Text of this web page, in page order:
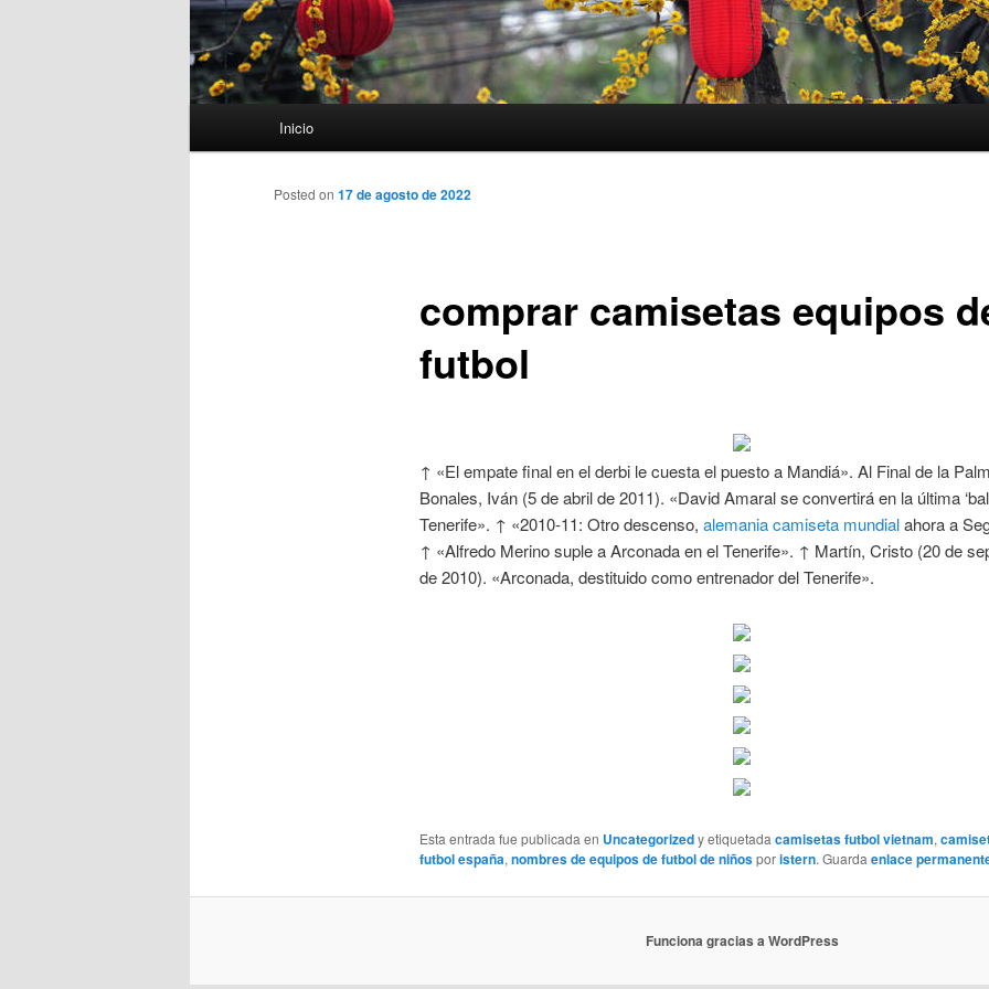
Inicio
comprar camisetas equipos
futbol
Posted on 17 de agosto de 2022
↑ «El empate final en el derbi le cuesta el puesto a Mandiá». Al Final de la
Bonales, Iván (5 de abril de 2011). «David Amaral se convertirá en la última
Tenerife». ↑ «2010-11: Otro descenso, alemania camiseta mundialahora a
↑ «Alfredo Merino suple a Arconada en el Tenerife». ↑ Martín, Cristo (20 de
de 2010). «Arconada, destituido como entrenador del Tenerife».
Esta entrada fue publicada en Uncategorizedy etiquetadacamisetas futbol vietnam,
futbol españa,nombres de equipos de futbol de niñosporistern. Guardaenlace
Funciona gracias a WordPress